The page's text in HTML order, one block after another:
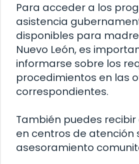
Para acceder a los
asistencia
disponibles para
Nuevo León, es
informarse sobre los
procedimientos en las
correspondientes.
También puedes
en centros de atención
asesoramiento